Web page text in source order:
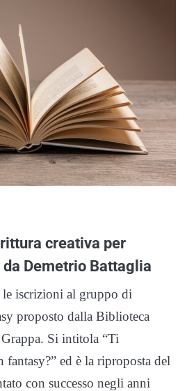
creativa per
Demetrio Battaglia
le iscrizioni al gruppo di
proposto dalla Biblioteca
Si intitola “Ti
fantasy?” ed è la riproposta del
con successo negli anni